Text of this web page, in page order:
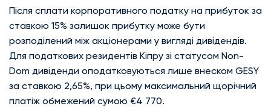
Після сплати корпоративного податку на прибуток за
ставкою 15% залишок прибутку може бути
розподілений між акціонерами у вигляді дивідендів.
Для податкових резидентів Кіпру зі статусом Non-
Dom дивіденди оподатковуються лише внеском GESY
за ставкою 2,65%, при цьому максимальний щорічний
платіж обмежений сумою €4 770.